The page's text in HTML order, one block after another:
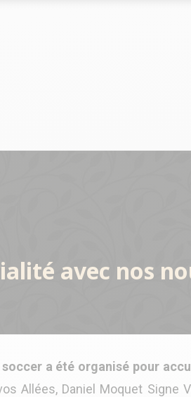
avec nos
a été organisé pour
Allées, Daniel Moquet Signe